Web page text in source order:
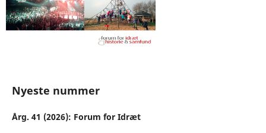
Nyeste nummer
Årg. 41 (2026): Forum for Idræt